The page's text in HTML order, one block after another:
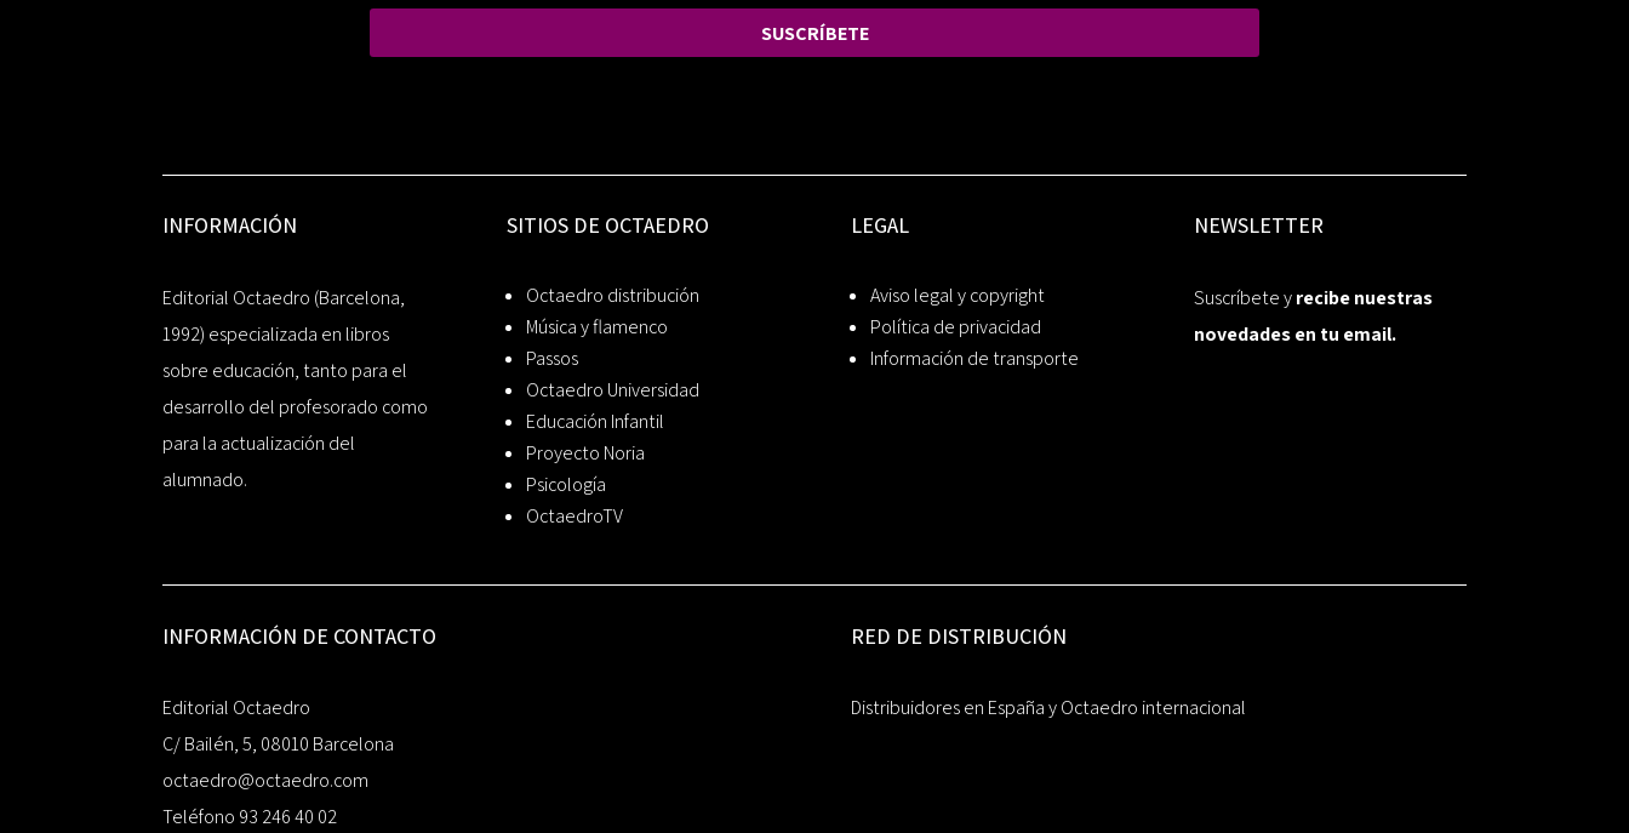
SUSCRÍBETE
INFORMACIÓN
Editorial Octaedro (Barcelona,
1992) especializada en libros
sobre educación, tanto para el
desarrollo del profesorado como
para la actualización del
alumnado.
SITIOS DE OCTAEDRO
Octaedro distribución
Música y flamenco
Passos
Octaedro Universidad
Educación Infantil
Proyecto Noria
Psicología
OctaedroTV
LEGAL
Aviso legal y copyright
Política de privacidad
Información de transporte
NEWSLETTER
Suscríbete yrecibe nuestras
novedades en tu email.
INFORMACIÓN DE CONTACTO
Editorial Octaedro
C/ Bailén, 5, 08010 Barcelona
octaedro@octaedro.com
Teléfono 93 246 40 02
RED DE DISTRIBUCIÓN
Distribuidores en España y Octaedro internacional